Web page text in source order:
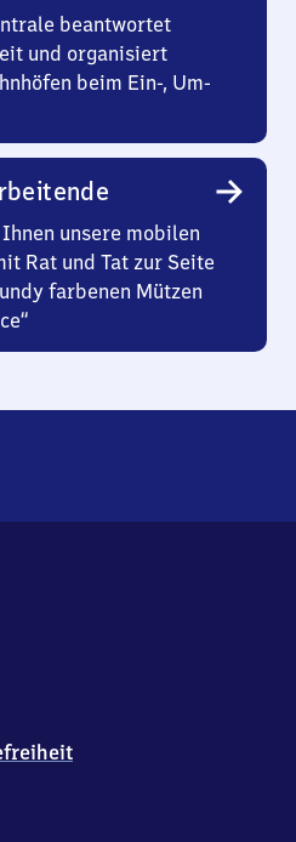
beantwortet
und organisiert
beim Ein-, Um-
unsere mobilen
Rat und Tat zur Seite
farbenen Mützen